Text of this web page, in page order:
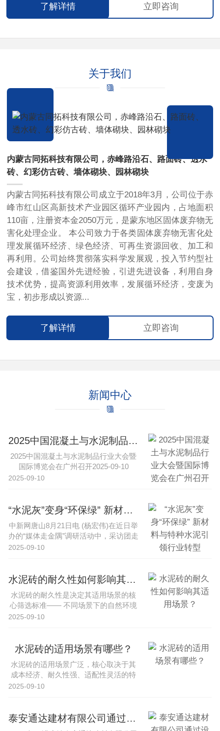
了解详情 立即咨询
关于我们
内蒙古同拓科技有限公司，赤峰路沿石、路面砖、透水
砖、幻彩仿古砖、墙体砌块、园林砌块
内蒙古同拓科技有限公司成立于2018年3月，公司位于赤
峰市红山区高新技术产业园区循环产业园内，占地面积
110亩，注册资本金2050万元，是蒙东地区固体废弃物无
害化处理企业。 本公司致力于各类固体废弃物无害化处
理发展循环经济、绿色经济、可再生资源回收、加工和
再利用。公司始终贯彻落实科学发展观，投入节约型社
会建设，借鉴国外先进经验，引进先进设备，利用自身
技术优势，提高资源利用效率，发展循环经济，变废为
宝，初步形成以资源...
了解详情 立即咨询
新闻中心
2025中国混凝土与水泥制品行业大会暨国际博览会在广州召开
2025中国混凝土与水泥制品行业大会暨
国际博览会在广州召开2025-09-10
2025-09-10
“水泥灰”变身“环保绿” 新材料与特种水泥引领行业转型
中新网唐山8月21日电 (杨宏伟)在近日举
办的“媒体走金隅”调研活动中，采访团走
进内蒙古锡林郭勒盟、···
2025-09-10
水泥砖的耐久性如何影响其适用场景？
水泥砖的耐久性是决定其适用场景的核
心筛选标准—— 不同场景下的自然环境
（温湿度、酸碱、风雨侵蚀）、使···
2025-09-10
水泥砖的适用场景有哪些？
水泥砖的适用场景广泛，核心取决于其
成本经济、耐久性强、适配性灵活的特
性，同时需结合不同场景对材料性能···
2025-09-10
泰安通达建材有限公司通过设备升级提升水泥砖生产效率